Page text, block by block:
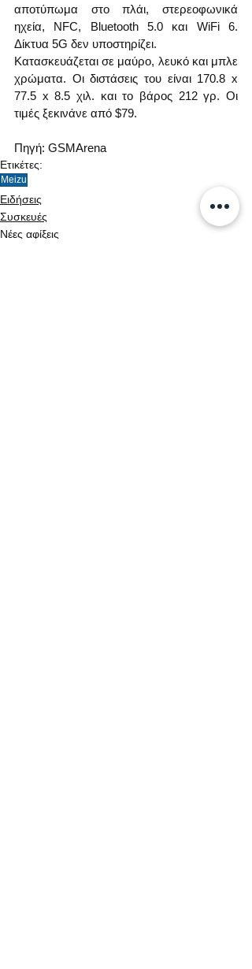
αποτύπωμα στο πλάι, στερεοφωνικά
ηχεία, NFC, Bluetooth 5.0 και WiFi 6.
Δίκτυα 5G δεν υποστηρίζει.
Κατασκευάζεται σε μαύρο, λευκό και μπλε
χρώματα. Οι διστάσεις του είναι 170.8 x
77.5 x 8.5 χιλ. και το βάρος 212 γρ. Οι
τιμές ξεκινάνε από $79.
Πηγή: GSMArena
Ετικέτες:
Meizu
Ειδήσεις
Συσκευές
Νέες αφίξεις